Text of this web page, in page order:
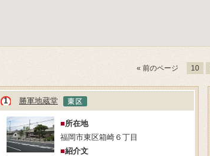
« 前のページ 10
1 勝軍地蔵堂
■所在地
福岡市東区箱崎６丁目
■紹介文